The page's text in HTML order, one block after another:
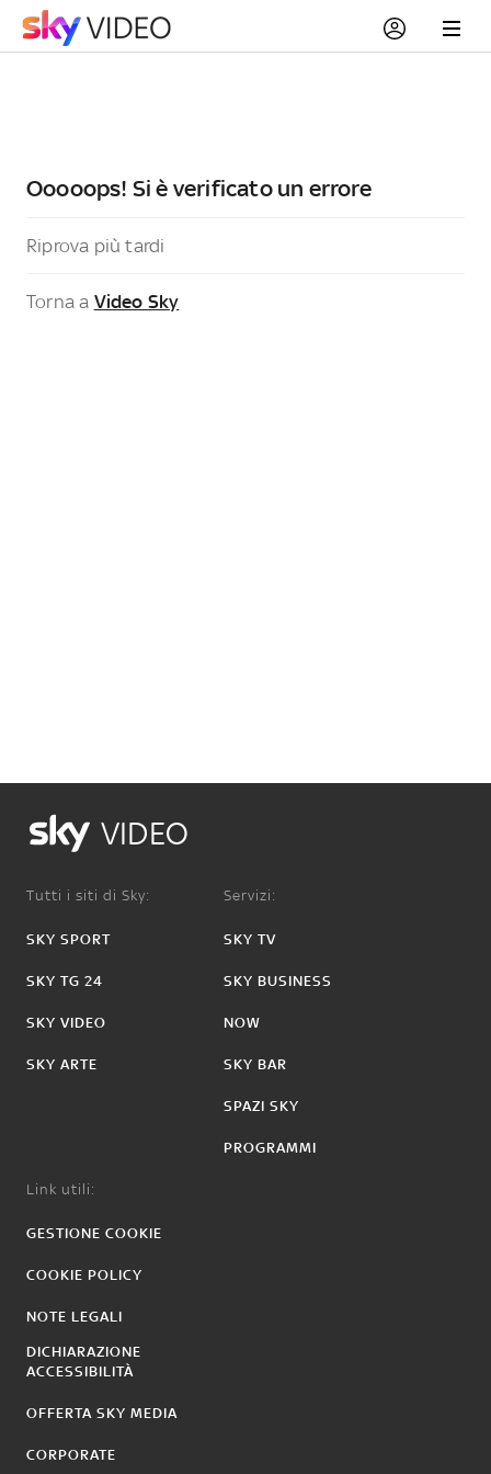
Ooooops! Si è verificato un errore
Riprova più tardi
Torna a Video Sky
VIDEO
Tutti i siti di Sky:
SKY SPORT
SKY TG 24
SKY VIDEO
SKY ARTE
Servizi:
SKY TV
SKY BUSINESS
NOW
SKY BAR
SPAZI SKY
PROGRAMMI
Link utili:
GESTIONE COOKIE
COOKIE POLICY
NOTE LEGALI
DICHIARAZIONE
ACCESSIBILITÀ
OFFERTA SKY MEDIA
CORPORATE